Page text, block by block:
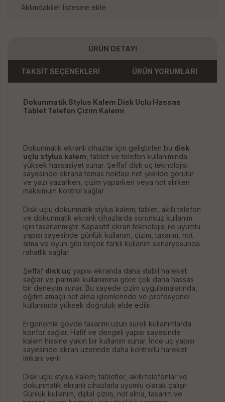
· Aklımdakiler listesine ekle
ÜRÜN DETAYI
TAKSİT SEÇENEKLERİ ÜRÜN YORUMLARI
Dokunmatik Stylus Kalem Disk Uçlu Hassas
Tablet Telefon Çizim Kalemi
Dokunmatik ekranlı cihazlar için geliştirilen bu disk
uçlu stylus kalem , tablet ve telefon kullanımında
yüksek hassasiyet sunar. Şeffaf disk uç teknolojisi
sayesinde ekrana temas noktası net şekilde görülür
ve yazı yazarken, çizim yaparken veya not alırken
maksimum kontrol sağlar.
Disk uçlu dokunmatik stylus kalem; tablet, akıllı telefon
ve dokunmatik ekranlı cihazlarda sorunsuz kullanım
için tasarlanmıştır. Kapasitif ekran teknolojisi ile uyumlu
yapısı sayesinde günlük kullanım, çizim, tasarım, not
alma ve oyun gibi birçok farklı kullanım senaryosunda
rahatlık sağlar.
Şeffaf disk uç yapısı ekranda daha stabil hareket
sağlar ve parmak kullanımına göre çok daha hassas
bir deneyim sunar. Bu sayede çizim uygulamalarında,
eğitim amaçlı not alma işlemlerinde ve profesyonel
kullanımda yüksek doğruluk elde edilir.
Ergonomik gövde tasarımı uzun süreli kullanımlarda
konfor sağlar. Hafif ve dengeli yapısı sayesinde
kalem hissine yakın bir kullanım sunar. İnce uç yapısı
sayesinde ekran üzerinde daha kontrollü hareket
imkanı verir.
Disk uçlu stylus kalem; tabletler, akıllı telefonlar ve
dokunmatik ekranlı cihazlarla uyumlu olarak çalışır.
Günlük kullanım, dijital çizim, not alma, tasarım ve